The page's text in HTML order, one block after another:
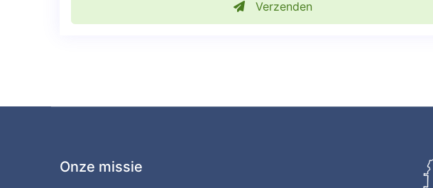
Verzenden
Onze missie